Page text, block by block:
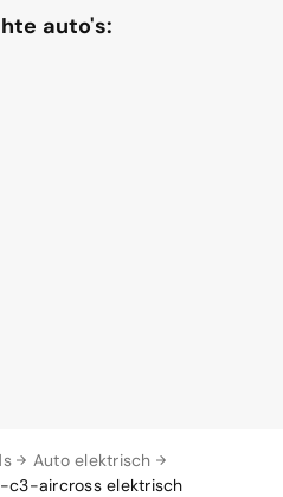
Auto elektrisch
c3-aircross elektrisch
auto's: